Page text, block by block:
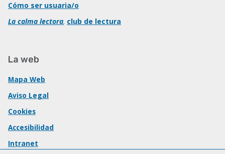
Cómo ser usuaria/o
La calma lectora, club de lectura
La web
Mapa Web
Aviso Legal
Cookies
Accesibilidad
Intranet